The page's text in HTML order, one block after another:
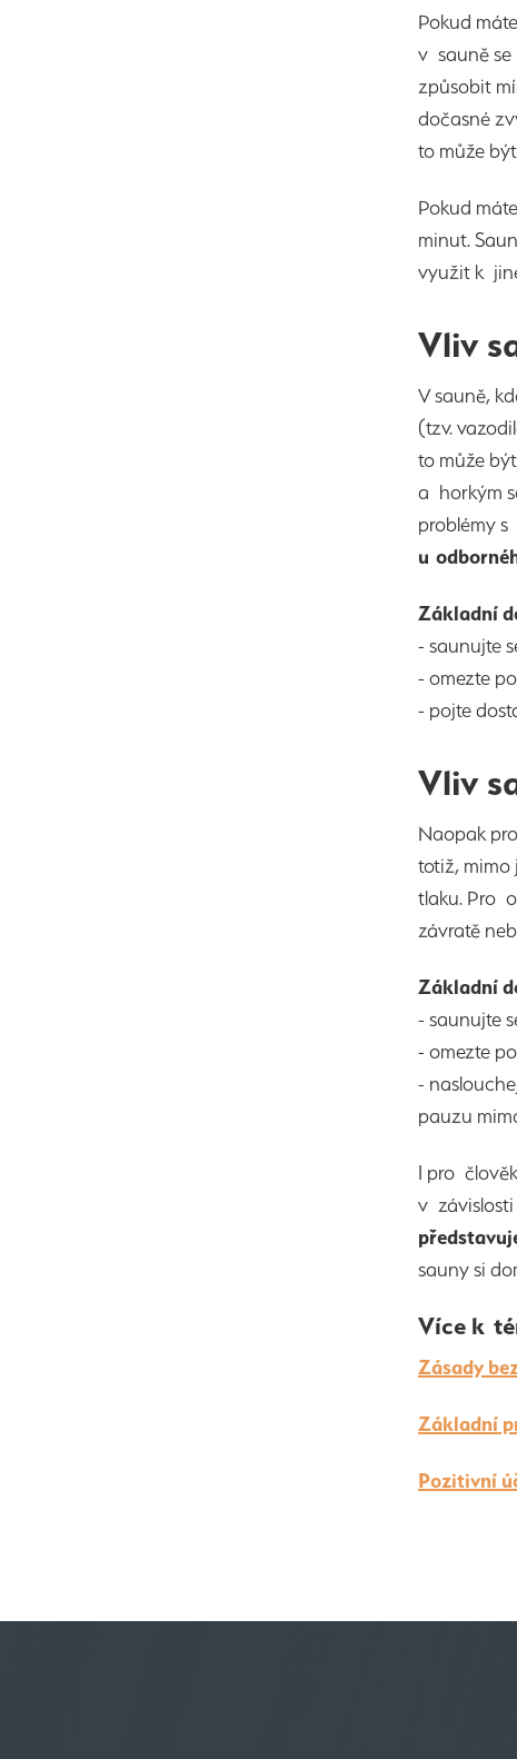
Pokud
v sauně se
způsobit
dočasné
to může
Pokud
minut.
využit k
Vliv
V sauně,
(tzv.
to může
a horkým
problémy
u
Základní
- saunujte
- omezte
- pojte
Vliv
Naopak
totiž, mimo
tlaku. Pro
závratě
Základní
- saunujte
- omezte
-
pauzu
I pro
v
sauny si
Více k
Zásady
Základní
Pozitivní